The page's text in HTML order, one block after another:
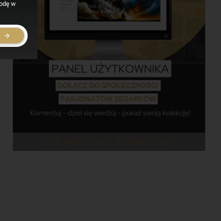
w